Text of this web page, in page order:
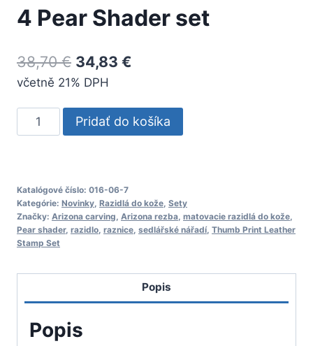
4 Pear Shader set
38,70€ Pôvodná
cena
bola:
38,70 €.
34,83 €
je:
34,83 €.
včetně 21% DPH
množstvo
017-
hrušky
4
Pear
Shader
Pridať do košíka
Katalógové číslo: 016-06-7
Kategórie: Novinky Razidlá do kože Sety
Značky: Arizona carving Arizona rezba matovacie razidlá do kože
Pear shader, razidlo raznice sedlářské nářadí Thumb Print Leather
Stamp Set
Popis
Popis